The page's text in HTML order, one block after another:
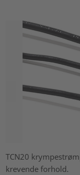
TCN20
krevende forhold.